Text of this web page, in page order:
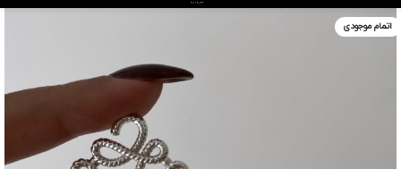
اتمام موجودی